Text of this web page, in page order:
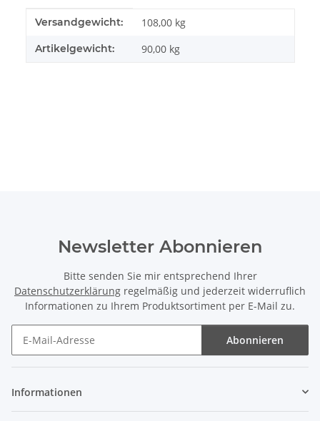
Produkteigenschaft
Wert
Versandgewicht: 108,00 kg
Artikelgewicht: 90,00 kg
Newsletter Abonnieren
Bitte senden Sie mir entsprechend Ihrer
Datenschutzerklärung regelmäßig und jederzeit widerruflich
Informationen zu Ihrem Produktsortiment per E-Mail zu.
Abonnieren
Informationen